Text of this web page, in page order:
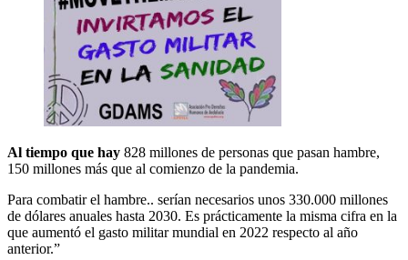
Al tiempo que hay 828 millones de personas que pasan hambre,
150 millones más que al comienzo de la pandemia.
Para combatir el hambre.. serían necesarios unos 330.000 millones
de dólares anuales hasta 2030. Es prácticamente la misma cifra en la
que aumentó el gasto militar mundial en 2022 respecto al año
anterior.”